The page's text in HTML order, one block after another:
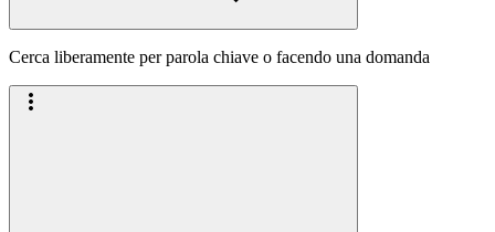
Cerca liberamente per parola chiave o facendo una domanda